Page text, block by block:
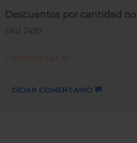
Descuentos por cantidad
SKU: 2430
Piezas por caja 36
DEJAR COMENTARIO